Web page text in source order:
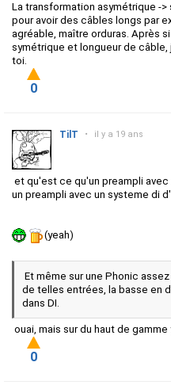
La transformation asymétrique -
pour avoir des câbles longs par
agréable, maître orduras. Après
symétrique et longueur de
toi.
0
TilT • il y a 19 ans
et qu'est ce qu'un preampli avec
un preampli avec un systeme di
(yeah)
Et même sur une Phonic
de telles entrées, la basse en
dans DI.
ouai, mais sur du haut de
0